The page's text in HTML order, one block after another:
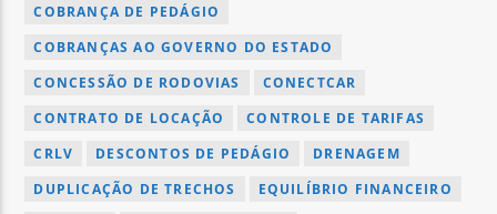
COBRANÇA DE PEDÁGIO
COBRANÇAS AO GOVERNO DO ESTADO
CONCESSÃO DE RODOVIAS
CONECTCAR
CONTRATO DE LOCAÇÃO
CONTROLE DE TARIFAS
CRLV
DESCONTOS DE PEDÁGIO
DRENAGEM
DUPLICAÇÃO DE TRECHOS
EQUILÍBRIO FINANCEIRO